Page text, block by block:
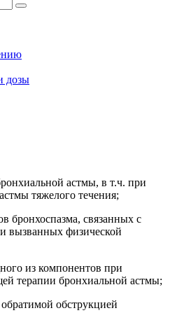
дозы
астмы, в т.ч. при
тяжелого течения;
бронхоспазма, связанных с
вызванных физической
из компонентов при
терапии бронхиальной астмы;
обструкцией